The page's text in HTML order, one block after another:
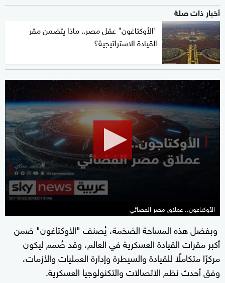
أخبار ذات صلة
"الأوكتاغون" عقل مصر.. ماذا يتضمن مقر
القيادة الاستراتيجية؟
0
seconds
of
0
seconds
الأوكتاغون.. عملاق مصر الفضائي
وبفضل هذه المساحة الضخمة، يُصنف "الأوكتاغون" ضمن
أكبر مقرات القيادة العسكرية في العالم، وقد صُمم ليكون
مركزًا متكاملًا للقيادة والسيطرة وإدارة العمليات والأزمات،
وفق أحدث نظم الاتصالات والتكنولوجيا العسكرية.